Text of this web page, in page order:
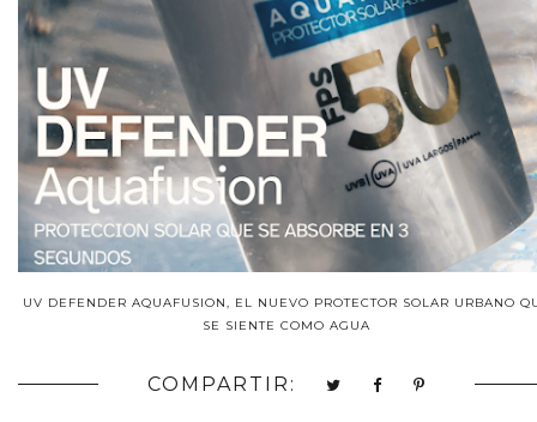
UV DEFENDER AQUAFUSION, EL NUEVO PROTECTOR SOLAR URBANO
SE SIENTE COMO AGUA
COMPARTIR: